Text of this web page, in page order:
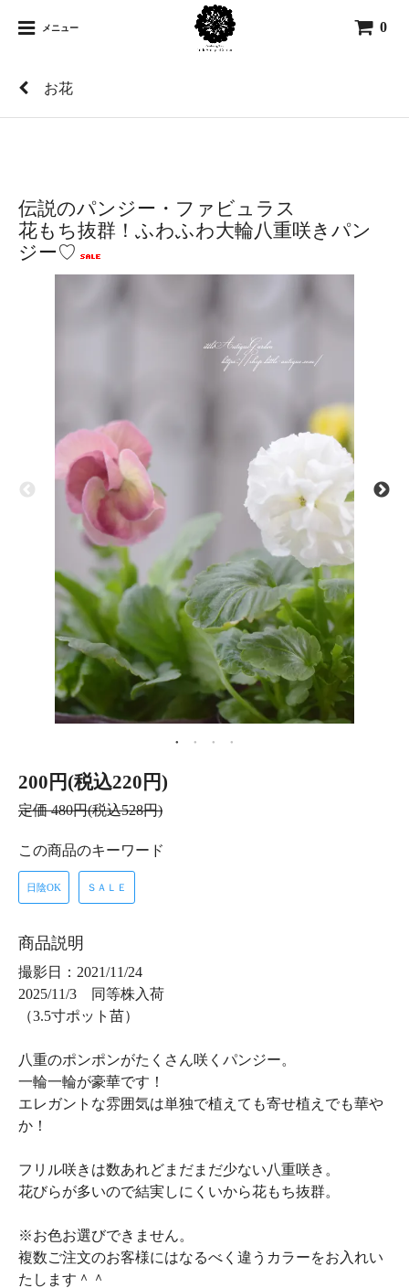
メニュー 0
お花
伝説のパンジー・ファビュラス
花もち抜群！ふわふわ大輪八重咲きパン
ジー♡
200円(税込220円)
定価 480円(税込528円)
この商品のキーワード
日陰OK ＳＡＬＥ
商品説明
撮影日：2021/11/24
2025/11/3 同等株入荷
（3.5寸ポット苗）
八重のポンポンがたくさん咲くパンジー。
一輪一輪が豪華です！
エレガントな雰囲気は単独で植えても寄せ植えでも華や
か！
フリル咲きは数あれどまだまだ少ない八重咲き。
花びらが多いので結実しにくいから花もち抜群。
※お色お選びできません。
複数ご注文のお客様にはなるべく違うカラーをお入れい
たします＾＾